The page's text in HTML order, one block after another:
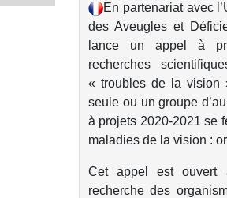
En partenariat avec
des Aveugles et
lance un appel à
recherches
« troubles de la vision
seule ou un groupe
à projets 2020-2021 se
maladies de la vision :
Cet appel est ouvert
recherche des